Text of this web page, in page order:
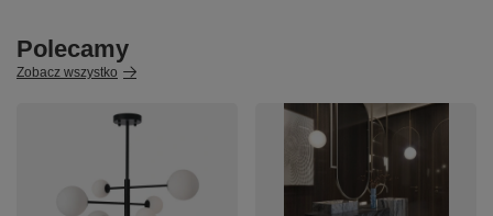
Polecamy
Zobacz wszystko